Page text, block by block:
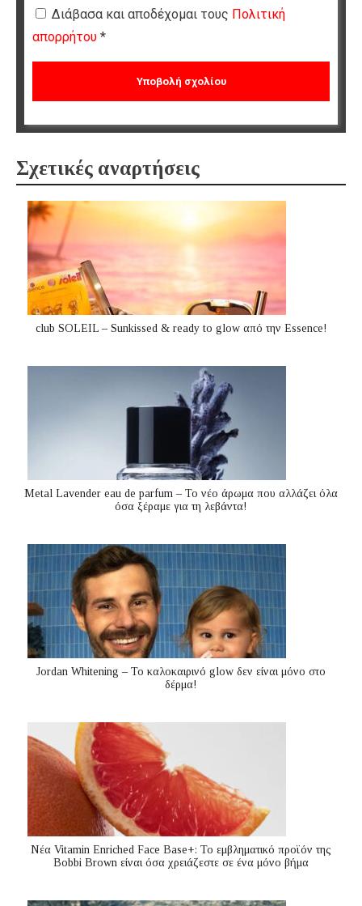
Διάβασα και αποδέχομαι τους Πολιτική
απορρήτου *
Σχετικές αναρτήσεις
club SOLEIL – Sunkissed & ready to glow από την Essence!
Metal Lavender eau de parfum – Το νέο άρωμα που αλλάζει όλα
όσα ξέραμε για τη λεβάντα!
Jordan Whitening – Το καλοκαιρινό glow δεν είναι μόνο στο
δέρμα!
Nέα Vitamin Enriched Face Base+: Το εμβληματικό προϊόν της
Bobbi Brown είναι όσα χρειάζεστε σε ένα μόνο βήμα